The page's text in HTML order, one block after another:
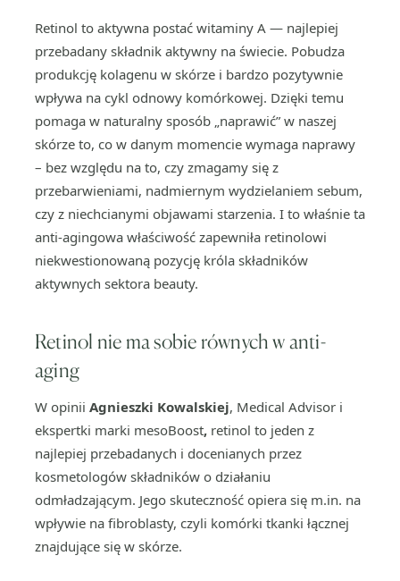
Retinol to aktywna postać witaminy A — najlepiej
przebadany składnik aktywny na świecie. Pobudza
produkcję kolagenu w skórze i bardzo pozytywnie
wpływa na cykl odnowy komórkowej. Dzięki temu
pomaga w naturalny sposób „naprawić” w naszej
skórze to, co w danym momencie wymaga naprawy
– bez względu na to, czy zmagamy się z
przebarwieniami, nadmiernym wydzielaniem sebum,
czy z niechcianymi objawami starzenia. I to właśnie ta
anti-agingowa właściwość zapewniła retinolowi
niekwestionowaną pozycję króla składników
aktywnych sektora beauty.
Retinol nie ma sobie równych w anti-
aging
W opinii Agnieszki Kowalskiej, Medical Advisor i
ekspertki marki mesoBoost, retinol to jeden z
najlepiej przebadanych i docenianych przez
kosmetologów składników o działaniu
odmładzającym. Jego skuteczność opiera się m.in. na
wpływie na fibroblasty, czyli komórki tkanki łącznej
znajdujące się w skórze.